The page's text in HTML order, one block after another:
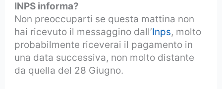
INPS informa?
Non preoccuparti se questa mattina non
hai ricevuto il messaggino dall’Inps, molto
probabilmente riceverai il pagamento in
una data successiva, non molto distante
da quella del 28 Giugno.